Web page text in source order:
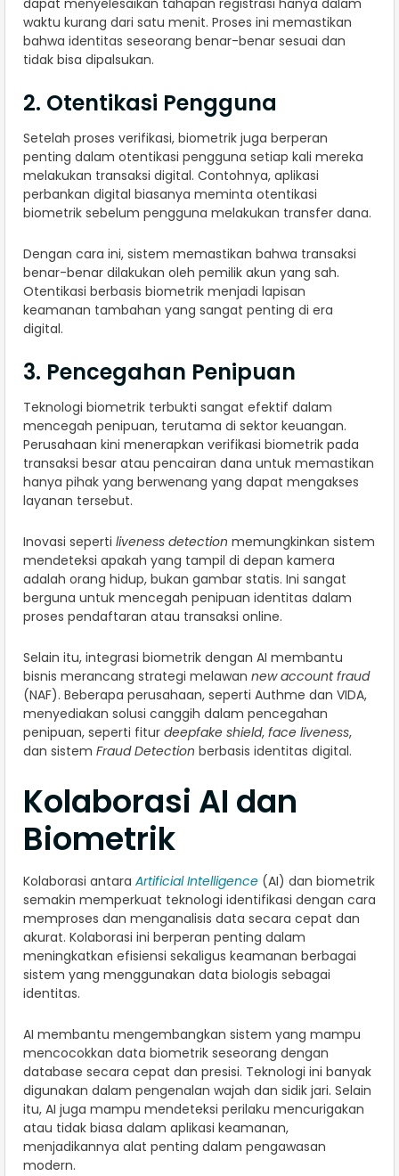
dapat menyelesaikan tahapan registrasi hanya dalam
waktu kurang dari satu menit. Proses ini memastikan
bahwa identitas seseorang benar-benar sesuai dan
tidak bisa dipalsukan.
2. Otentikasi Pengguna
Setelah proses verifikasi, biometrik juga berperan
penting dalam otentikasi pengguna setiap kali mereka
melakukan transaksi digital. Contohnya, aplikasi
perbankan digital biasanya meminta otentikasi
biometrik sebelum pengguna melakukan transfer dana.
Dengan cara ini, sistem memastikan bahwa transaksi
benar-benar dilakukan oleh pemilik akun yang sah.
Otentikasi berbasis biometrik menjadi lapisan
keamanan tambahan yang sangat penting di era
digital.
3. Pencegahan Penipuan
Teknologi biometrik terbukti sangat efektif dalam
mencegah penipuan, terutama di sektor keuangan.
Perusahaan kini menerapkan verifikasi biometrik pada
transaksi besar atau pencairan dana untuk memastikan
hanya pihak yang berwenang yang dapat mengakses
layanan tersebut.
Inovasi seperti liveness detection memungkinkan sistem
mendeteksi apakah yang tampil di depan kamera
adalah orang hidup, bukan gambar statis. Ini sangat
berguna untuk mencegah penipuan identitas dalam
proses pendaftaran atau transaksi online.
Selain itu, integrasi biometrik dengan AI membantu
bisnis merancang strategi melawan new account fraud
(NAF). Beberapa perusahaan, seperti Authme dan VIDA,
menyediakan solusi canggih dalam pencegahan
penipuan, seperti fitur deepfake shield, face liveness,
dan sistem Fraud Detection berbasis identitas digital.
Kolaborasi AI dan
Biometrik
Kolaborasi antara Artificial Intelligence (AI) dan biometrik
semakin memperkuat teknologi identifikasi dengan cara
memproses dan menganalisis data secara cepat dan
akurat. Kolaborasi ini berperan penting dalam
meningkatkan efisiensi sekaligus keamanan berbagai
sistem yang menggunakan data biologis sebagai
identitas.
AI membantu mengembangkan sistem yang mampu
mencocokkan data biometrik seseorang dengan
database secara cepat dan presisi. Teknologi ini banyak
digunakan dalam pengenalan wajah dan sidik jari. Selain
itu, AI juga mampu mendeteksi perilaku mencurigakan
atau tidak biasa dalam aplikasi keamanan,
menjadikannya alat penting dalam pengawasan
modern.